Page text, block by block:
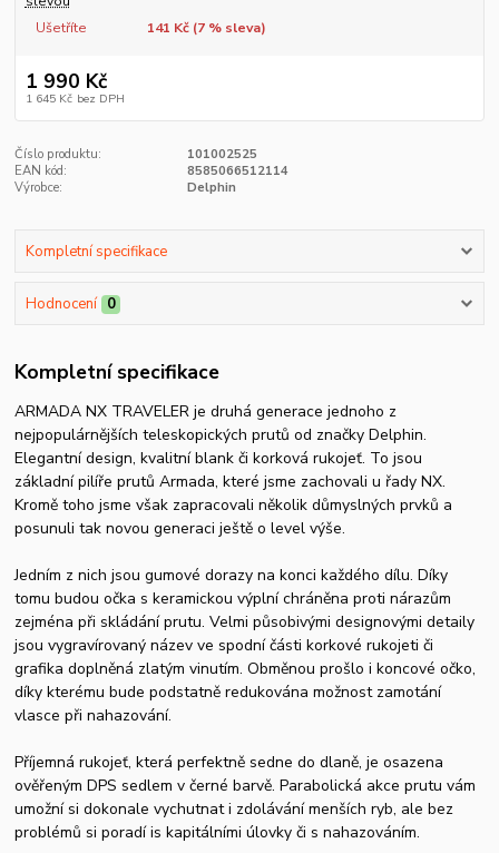
Ušetříte 141 Kč (7% sleva)
1 990 Kč
1 645 Kč bez DPH
Číslo produktu:
101002525
EAN kód:
8585066512114
Výrobce:
Delphin
Kompletní specifikace
Hodnocení 0
Kompletní specifikace
ARMADA NX TRAVELER je druhá generace jednoho z
nejpopulárnějších teleskopických prutů od značky Delphin.
Elegantní design, kvalitní blank či korková rukojeť. To jsou
základní pilíře prutů Armada, které jsme zachovali u řady NX.
Kromě toho jsme však zapracovali několik důmyslných prvků a
posunuli tak novou generaci ještě o level výše.
Jedním z nich jsou gumové dorazy na konci každého dílu. Díky
tomu budou očka s keramickou výplní chráněna proti nárazům
zejména při skládání prutu. Velmi působivými designovými detaily
jsou vygravírovaný název ve spodní části korkové rukojeti či
grafika doplněná zlatým vinutím. Obměnou prošlo i koncové očko,
díky kterému bude podstatně redukována možnost zamotání
vlasce při nahazování.
Příjemná rukojeť, která perfektně sedne do dlaně, je osazena
ověřeným DPS sedlem v černé barvě. Parabolická akce prutu vám
umožní si dokonale vychutnat i zdolávání menších ryb, ale bez
problémů si poradí is kapitálními úlovky či s nahazováním.